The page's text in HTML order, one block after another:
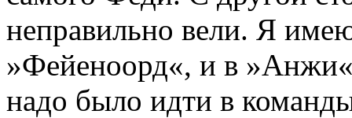
неправильно вели. Я
»Фейеноорд«, и в
надо было идти в